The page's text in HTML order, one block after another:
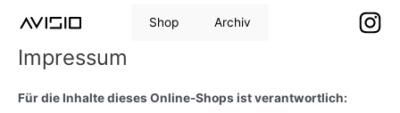
Inhalt
springen
Shop Archiv
Impressum
Für die Inhalte dieses Online-Shops ist verantwortlich: